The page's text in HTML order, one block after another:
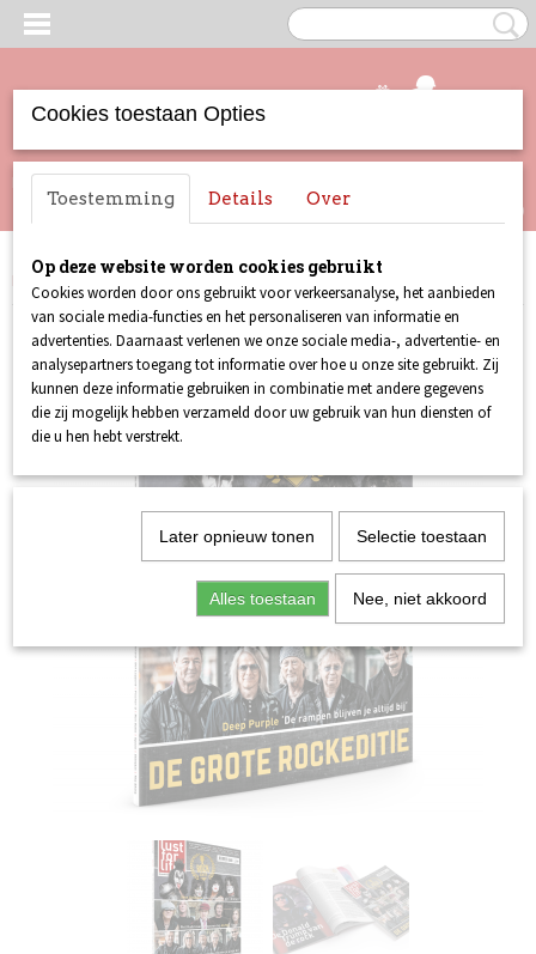
Inloggen Registreren
Geen producten (0)
Home >Lust For Life>Lust For Life 069
Cookies toestaan Opties
Toestemming Details Over
Op deze website worden cookies gebruikt
Cookies worden door ons gebruikt voor verkeersanalyse, het aanbieden
van sociale media-functies en het personaliseren van informatie en
advertenties. Daarnaast verlenen we onze sociale media-, advertentie- en
analysepartners toegang tot informatie over hoe u onze site gebruikt. Zij
kunnen deze informatie gebruiken in combinatie met andere gegevens
die zij mogelijk hebben verzameld door uw gebruik van hun diensten of
die u hen hebt verstrekt.
Later opnieuw tonen Selectie toestaan
Alles toestaan Nee, niet akkoord